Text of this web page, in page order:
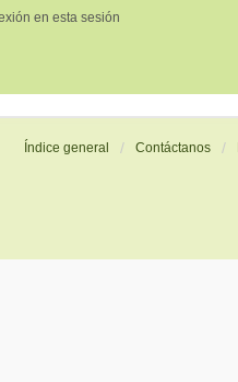
en esta sesión
Índice general Contáctanos